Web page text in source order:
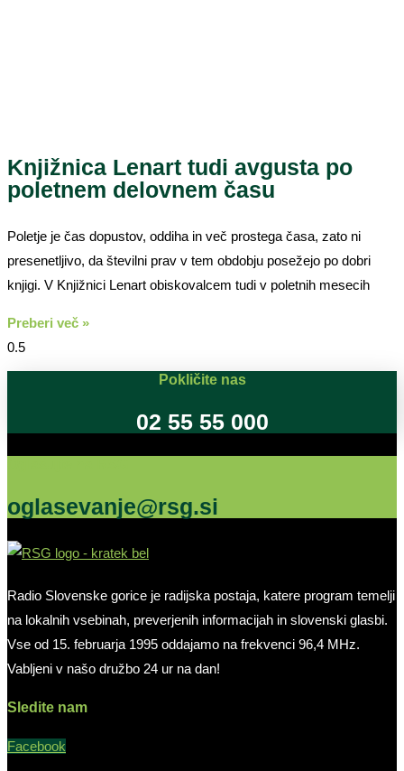
Knjižnica Lenart tudi avgusta po
poletnem delovnem času
Poletje je čas dopustov, oddiha in več prostega časa, zato ni
presenetljivo, da številni prav v tem obdobju posežejo po dobri
knjigi. V Knjižnici Lenart obiskovalcem tudi v poletnih mesecih
Preberi več »
Pokličite nas
02 55 55 000
oglasevanje@rsg.si
Radio Slovenske gorice je radijska postaja, katere program temelji
na lokalnih vsebinah, preverjenih informacijah in slovenski glasbi.
Vse od 15. februarja 1995 oddajamo na frekvenci 96,4 MHz.
Vabljeni v našo družbo 24 ur na dan!
Sledite nam
Facebook